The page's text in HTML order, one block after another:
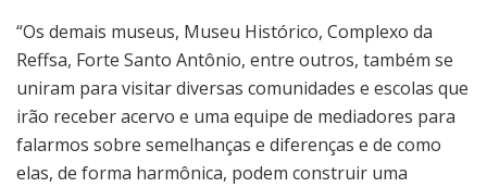
“Os demais museus, Museu Histórico, Complexo da
Reffsa, Forte Santo Antônio, entre outros, também se
uniram para visitar diversas comunidades e escolas que
irão receber acervo e uma equipe de mediadores para
falarmos sobre semelhanças e diferenças e de como
elas, de forma harmônica, podem construir uma